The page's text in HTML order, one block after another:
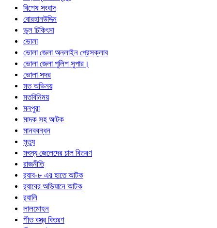
বিশেষ সংবাদ
বোরহানউদ্দিন
ভুল চিকিৎসা
ভোলা
ভোলা জেলা অনলাইন প্রেসক্লাব
ভোলা জেলা পুলিশ সুপার।
ভোলা সদর
মত অভিনয়
মতবিনিময়
মনপুরা
মাদক সহ আটক
মানববন্ধন
মৃত্যু
মৎস্য জেলেদের চাল বিতরণ
রাজনীতি
র‍্যাব-৮ এর হাতে আটক
র‍্যাবের অভিযানে আটক
র‍্যালি
লালমোহন
শীত বস্ত্র বিতরণ